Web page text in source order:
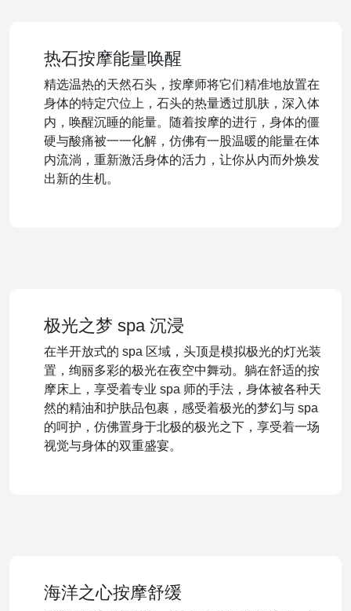
热石按摩能量唤醒
精选温热的天然石头，按摩师将它们精准地放置在
身体的特定穴位上，石头的热量透过肌肤，深入体
内，唤醒沉睡的能量。随着按摩的进行，身体的僵
硬与酸痛被一一化解，仿佛有一股温暖的能量在体
内流淌，重新激活身体的活力，让你从内而外焕发
出新的生机。
极光之梦 spa 沉浸
在半开放式的 spa 区域，头顶是模拟极光的灯光装
置，绚丽多彩的极光在夜空中舞动。躺在舒适的按
摩床上，享受着专业 spa 师的手法，身体被各种天
然的精油和护肤品包裹，感受着极光的梦幻与 spa
的呵护，仿佛置身于北极的极光之下，享受着一场
视觉与身体的双重盛宴。
海洋之心按摩舒缓